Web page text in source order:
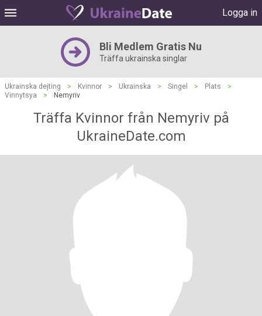
Logga in
Bli Medlem Gratis Nu
Träffa ukrainska singlar
Ukrainska dejting > Kvinnor > Ukrainska > Singel > Plats
>
Vinnytsya
> Nemyriv
Träffa Kvinnor från Nemyriv på
UkraineDate.com